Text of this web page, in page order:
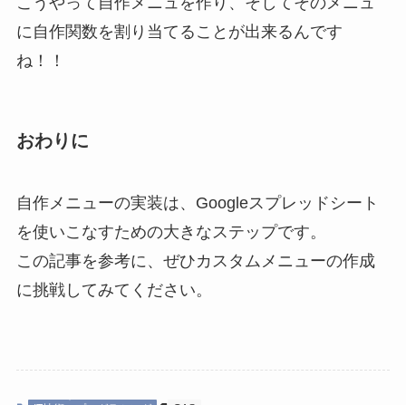
に自作関数を割り当てることが出来るんです
ね！！
おわりに
自作メニューの実装は、Googleスプレッドシート
を使いこなすための大きなステップです。
この記事を参考に、ぜひカスタムメニューの作成
に挑戦してみてください。